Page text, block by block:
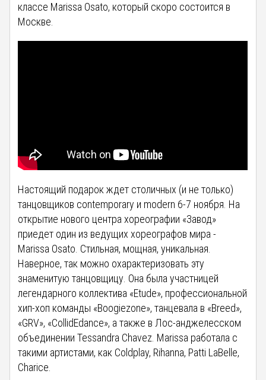
классе Marissa Osato, который скоро состоится в
Москве.
Настоящий подарок ждет столичных (и не только)
танцовщиков contemporary и modern 6-7 ноября. На
открытие нового центра хореографии «Завод»
приедет один из ведущих хореографов мира -
Marissa Osato. Стильная, мощная, уникальная.
Наверное, так можно охарактеризовать эту
знаменитую танцовщицу. Она была участницей
легендарного коллектива «Etude», профессиональной
хип-хоп команды «Boogiezone», танцевала в «Breed»,
«GRV», «CollidEdance», а также в Лос-анджелесском
объединении Tessandra Chavez. Marissa работала с
такими артистами, как Coldplay, Rihanna, Patti LaBelle,
Charice.